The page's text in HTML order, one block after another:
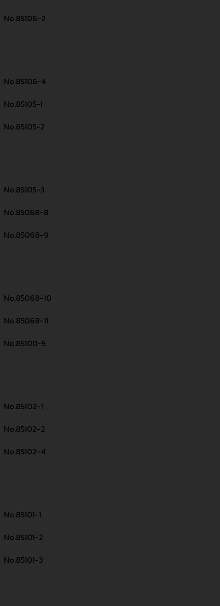
No.85106-2
No.85106-4
No.85105-1
No.85105-2
No.85105-3
No.85068-8
No.85068-9
No.85068-10
No.85068-11
No.85100-5
No.85102-1
No.85102-2
No.85102-4
No.85101-1
No.85101-2
No.85101-3